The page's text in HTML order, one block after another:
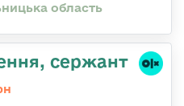
область
сержант